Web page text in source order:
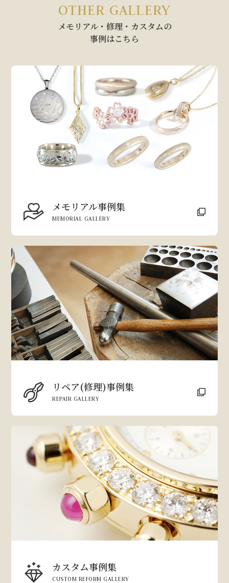
OTHER GALLERY
メモリアル・修理・カスタムの
事例はこちら
メモリアル事例集
MEMORIAL GALLERY
リペア(修理)事例集
REPAIR GALLERY
カスタム事例集
CUSTOM REFORM GALLERY